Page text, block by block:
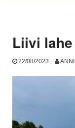
Liivi
22/08/2023